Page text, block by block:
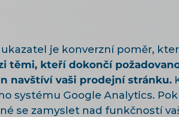
je konverzní poměr,
těmi, kteří dokončí
navštíví vaši prodejní stránku.
systému Google Analytics.
se zamyslet nad funkčností